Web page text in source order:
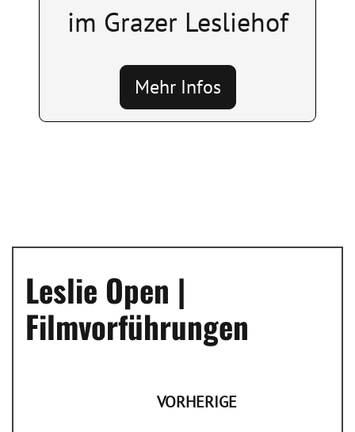
im Grazer Lesliehof
Mehr Infos
Leslie Open |
Filmvorführungen
VORHERIGE